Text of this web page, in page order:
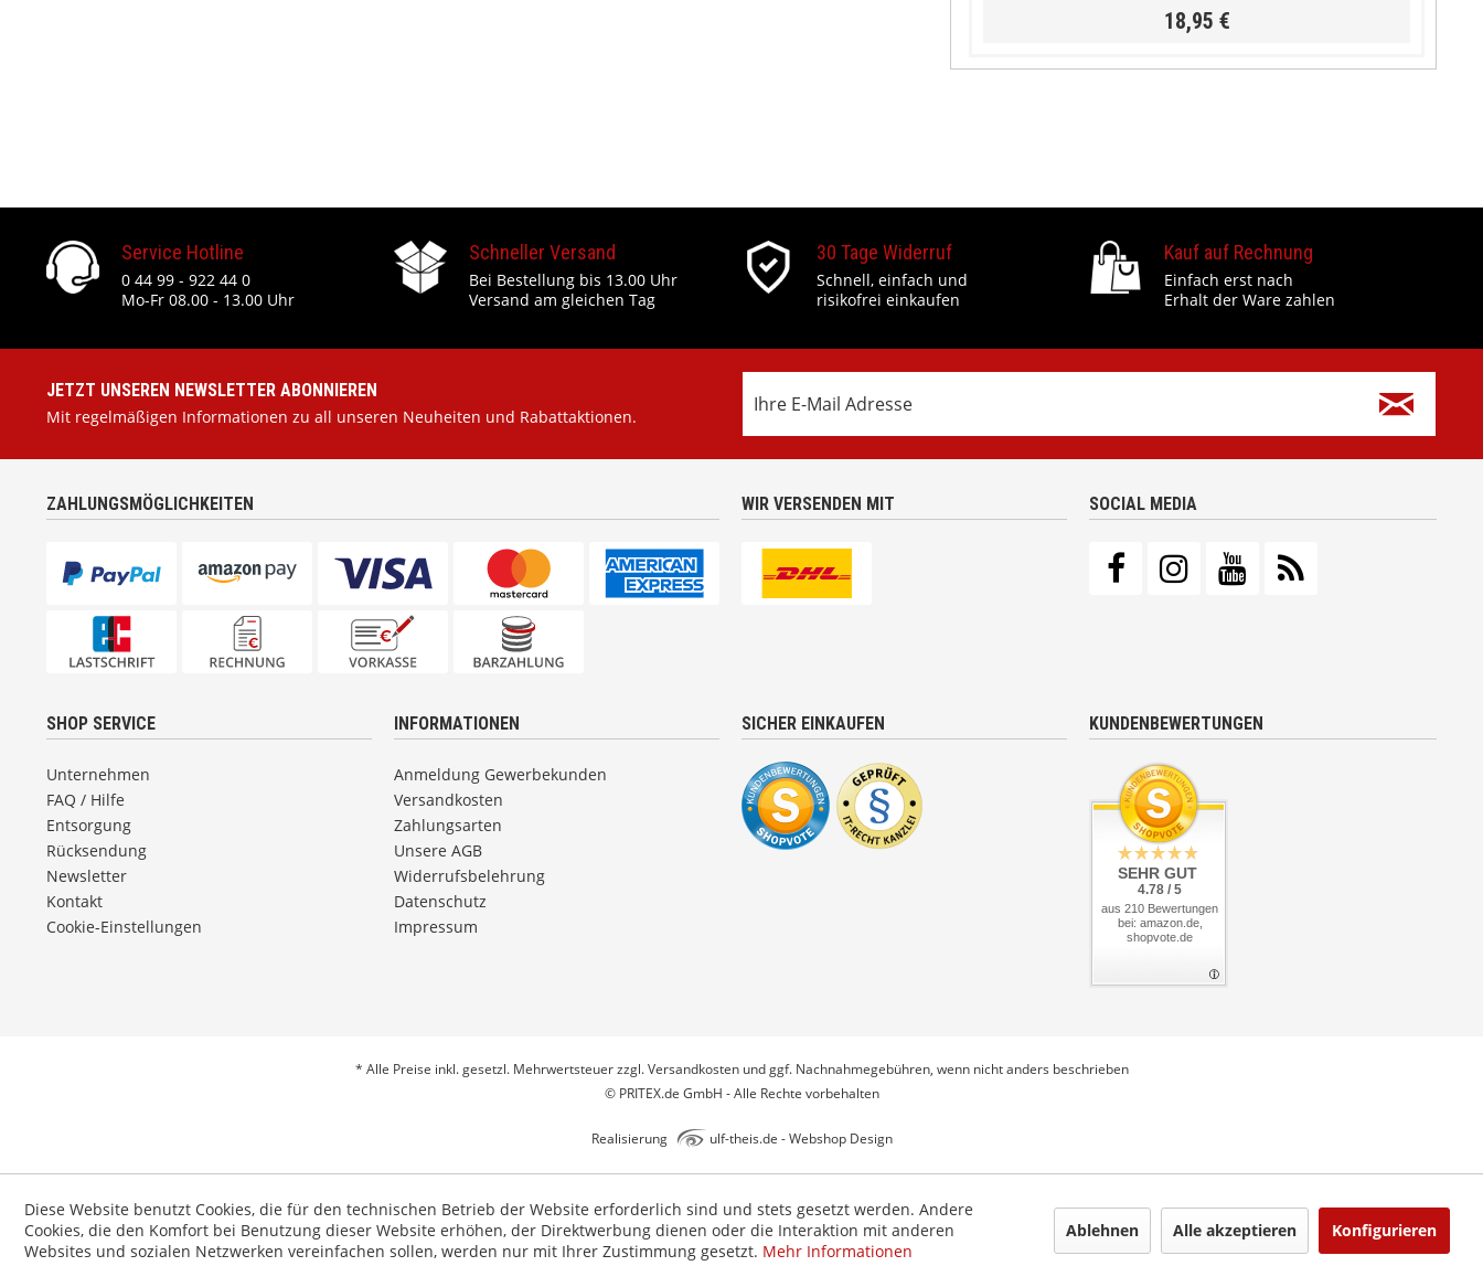
18,95 €
Service Hotline
0 44 99 - 922 44 0
Mo-Fr 08.00 - 13.00 Uhr
Schneller Versand
Bei Bestellung bis 13.00 Uhr
Versand am gleichen Tag
30 Tage Widerruf
Schnell, einfach und
risikofrei einkaufen
Kauf auf Rechnung
Einfach erst nach
Erhalt der Ware zahlen
JETZT UNSEREN NEWSLETTER ABONNIEREN
Mit regelmäßigen Informationen zu all unseren Neuheiten und Rabattaktionen.
ZAHLUNGSMÖGLICHKEITEN WIR VERSENDEN MIT SOCIAL MEDIA
SHOP SERVICE
Unternehmen
FAQ / Hilfe
Entsorgung
Rücksendung
Newsletter
Kontakt
Cookie-Einstellungen
INFORMATIONEN
Anmeldung Gewerbekunden
Versandkosten
Zahlungsarten
Unsere AGB
Widerrufsbelehrung
Datenschutz
Impressum
SICHER EINKAUFEN KUNDENBEWERTUNGEN
SEHR GUT
4.78 / 5
aus 210 Bewertungen
bei: amazon.de,
shopvote.de
* Alle Preise inkl. gesetzl. Mehrwertsteuer zzgl.Versandkostenund ggf. Nachnahmegebühren, wenn nicht anders beschrieben
© PRITEX.de GmbH - Alle Rechte vorbehalten
Realisierung ulf-theis.de - Webshop Design
Diese Website benutzt Cookies, die für den technischen Betrieb der Website erforderlich sind und stets gesetzt werden. Andere
Cookies, die den Komfort bei Benutzung dieser Website erhöhen, der Direktwerbung dienen oder die Interaktion mit anderen
Websites und sozialen Netzwerken vereinfachen sollen, werden nur mit Ihrer Zustimmung gesetzt. Mehr Informationen
Ablehnen Alle akzeptieren Konfigurieren